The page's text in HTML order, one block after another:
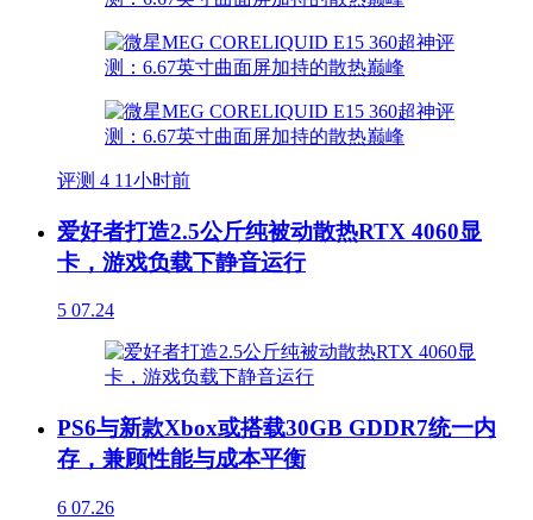
评测 4 11小时前
爱好者打造2.5公斤纯被动散热RTX 4060显
卡，游戏负载下静音运行
5 07.24
PS6与新款Xbox或搭载30GB GDDR7统一内
存，兼顾性能与成本平衡
6 07.26